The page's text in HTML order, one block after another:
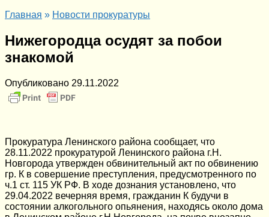
Главная » Новости прокуратуры
Нижегородца осудят за побои
знакомой
Опубликовано 29.11.2022
Прокуратура Ленинского района сообщает, что
28.11.2022 прокуратурой Ленинского района г.Н.
Новгорода утвержден обвинительный акт по обвинению
гр. К в совершение преступления, предусмотренного по
ч.1 ст. 115 УК РФ. В ходе дознания установлено, что
29.04.2022 вечерняя время, гражданин К будучи в
состоянии алкогольного опьянения, находясь около дома